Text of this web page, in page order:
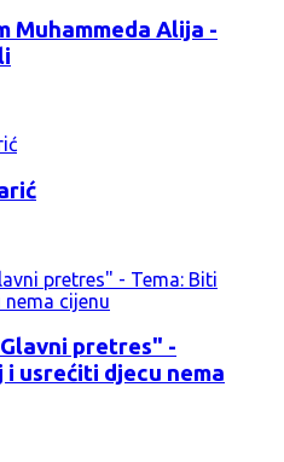
Muhammeda Alija -
pretres" -
usrećiti djecu nema